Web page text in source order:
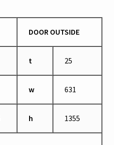
DOOR OUTSIDE
t 25
w 631
h 1355